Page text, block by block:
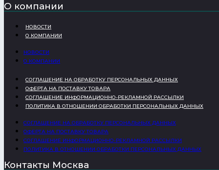
О компании
НОВОСТИ
О КОМПАНИИ
НОВОСТИ
О КОМПАНИИ
СОГЛАШЕНИЕ НА ОБРАБОТКУ ПЕРСОНАЛЬНЫХ ДАННЫХ
ОФЕРТА НА ПОСТАВКУ ТОВАРА
СОГЛАШЕНИЕ ИНФОРМАЦИОННО-РЕКЛАМНОЙ РАССЫЛКИ
ПОЛИТИКА В ОТНОШЕНИИ ОБРАБОТКИ ПЕРСОНАЛЬНЫХ ДАННЫХ
СОГЛАШЕНИЕ НА ОБРАБОТКУ ПЕРСОНАЛЬНЫХ ДАННЫХ
ОФЕРТА НА ПОСТАВКУ ТОВАРА
СОГЛАШЕНИЕ ИНФОРМАЦИОННО-РЕКЛАМНОЙ РАССЫЛКИ
ПОЛИТИКА В ОТНОШЕНИИ ОБРАБОТКИ ПЕРСОНАЛЬНЫХ ДАННЫХ
Контакты Москва